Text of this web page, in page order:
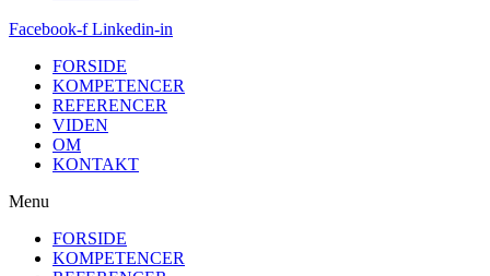
Facebook-f Linkedin-in
FORSIDE
KOMPETENCER
REFERENCER
VIDEN
OM
KONTAKT
Menu
FORSIDE
KOMPETENCER